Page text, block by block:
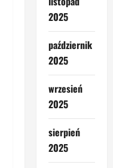
2025
październik
2025
wrzesień
2025
sierpień
2025